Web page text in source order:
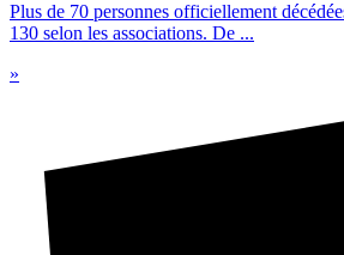
Plus de 70 personnes officiellement
130 selon les associations. De ...
»